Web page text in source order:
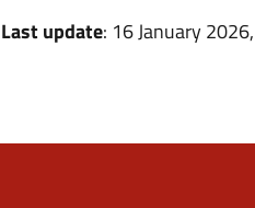
Last update: 16 January